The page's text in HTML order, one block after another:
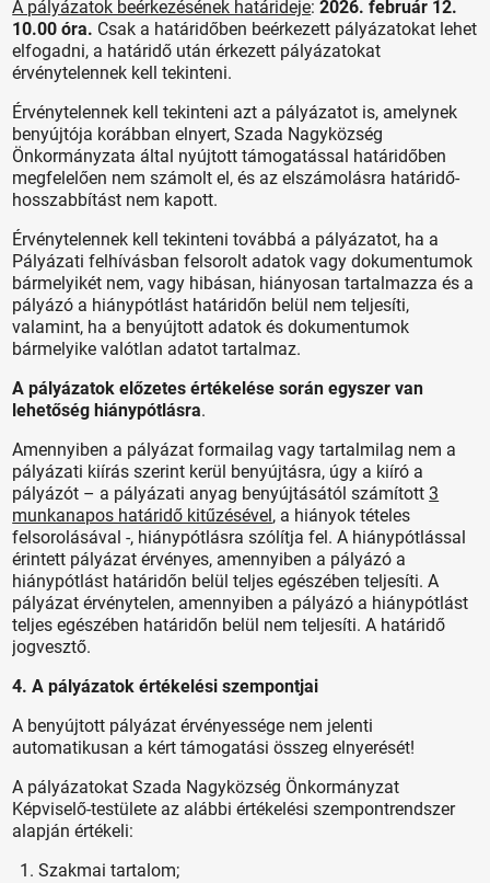
A pályázatok beérkezésének határideje:2026. február 12.
10.00 óra. Csak a határidőben beérkezett pályázatokat lehet
elfogadni, a határidő után érkezett pályázatokat
érvénytelennek kell tekinteni.
Érvénytelennek kell tekinteni azt a pályázatot is, amelynek
benyújtója korábban elnyert, Szada Nagyközség
Önkormányzata által nyújtott támogatással határidőben
megfelelően nem számolt el, és az elszámolásra határidő-
hosszabbítást nem kapott.
Érvénytelennek kell tekinteni továbbá a pályázatot, ha a
Pályázati felhívásban felsorolt adatok vagy dokumentumok
bármelyikét nem, vagy hibásan, hiányosan tartalmazza és a
pályázó a hiánypótlást határidőn belül nem teljesíti,
valamint, ha a benyújtott adatok és dokumentumok
bármelyike valótlan adatot tartalmaz.
A pályázatok előzetes értékelése során egyszer van
lehetőség hiánypótlásra.
Amennyiben a pályázat formailag vagy tartalmilag nem a
pályázati kiírás szerint kerül benyújtásra, úgy a kiíró a
pályázót – a pályázati anyag benyújtásától számított3
munkanapos határidő kitűzésével, a hiányok tételes
felsorolásával -, hiánypótlásra szólítja fel. A hiánypótlással
érintett pályázat érvényes, amennyiben a pályázó a
hiánypótlást határidőn belül teljes egészében teljesíti. A
pályázat érvénytelen, amennyiben a pályázó a hiánypótlást
teljes egészében határidőn belül nem teljesíti. A határidő
jogvesztő.
4. A pályázatok értékelési szempontjai
A benyújtott pályázat érvényessége nem jelenti
automatikusan a kért támogatási összeg elnyerését!
A pályázatokat Szada Nagyközség Önkormányzat
Képviselő-testülete az alábbi értékelési szempontrendszer
alapján értékeli:
Szakmai tartalom;